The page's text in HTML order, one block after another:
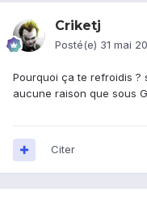
Criketj
Posté(e) 31 mai
Pourquoi ça te refroidis ?
aucune raison que sous
Citer